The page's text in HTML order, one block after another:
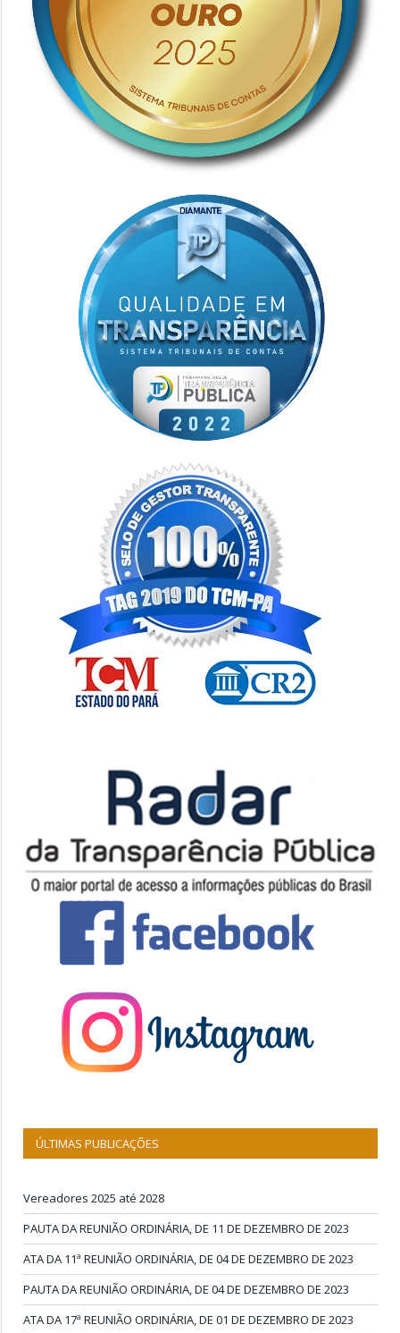
ÚLTIMAS PUBLICAÇÕES
Vereadores 2025 até 2028
PAUTA DA REUNIÃO ORDINÁRIA, DE 11 DE DEZEMBRO DE 2023
ATA DA 11ª REUNIÃO ORDINÁRIA, DE 04 DE DEZEMBRO DE 2023
PAUTA DA REUNIÃO ORDINÁRIA, DE 04 DE DEZEMBRO DE 2023
ATA DA 17ª REUNIÃO ORDINÁRIA, DE 01 DE DEZEMBRO DE 2023